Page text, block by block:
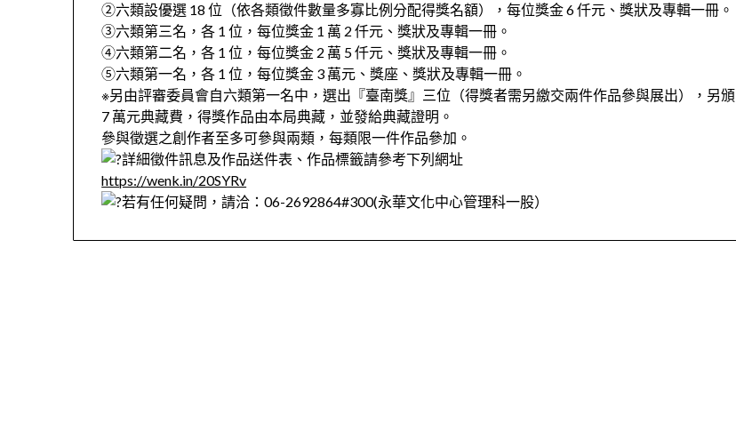
②六類設優選 18 位（依各類徵件數量多寡比例分配得獎名額），每位獎金 6 仟元、獎狀及專輯一冊。
③六類第三名，各 1 位，每位獎金 1 萬 2 仟元、獎狀及專輯一冊。
④六類第二名，各 1 位，每位獎金 2 萬 5 仟元、獎狀及專輯一冊。
⑤六類第一名，各 1 位，每位獎金 3 萬元、獎座、獎狀及專輯一冊。
※另由評審委員會自六類第一名中，選出『臺南獎』三位（得獎者需另繳交兩件作品參與展出），另頒
7 萬元典藏費，得獎作品由本局典藏，並發給典藏證明。
參與徵選之創作者至多可參與兩類，每類限一件作品參加。
詳細徵件訊息及作品送件表、作品標籤請參考下列網址
https://wenk.in/20SYRv
若有任何疑問，請洽：06-2692864#300(永華文化中心管理科一股）